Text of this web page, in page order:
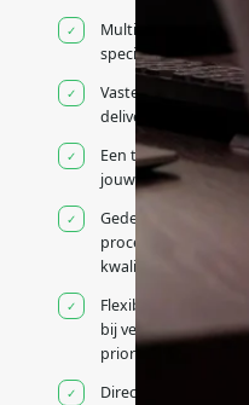
Multidisciplinaire
specialisten
Vaste
deliverycoördinatie
Een team rond
jouw roadmap
Gedeelde
processen en
kwaliteitsnormen
Flexibele capaciteit
bij veranderende
prioriteiten
Direct contact met